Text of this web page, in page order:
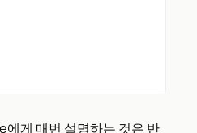
게 매번 설명하는 것은 반